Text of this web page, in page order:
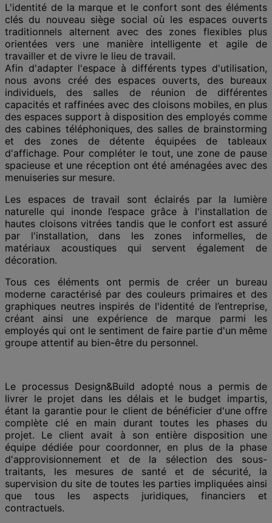
L'identité de la marque et le confort sont des éléments
clés du nouveau siège social où les espaces ouverts
traditionnels alternent avec des zones flexibles plus
orientées vers une manière intelligente et agile de
travailler et de vivre le lieu de travail.
Afin d'adapter l'espace à différents types d'utilisation,
nous avons créé des espaces ouverts, des bureaux
individuels, des salles de réunion de différentes
capacités et raffinées avec des cloisons mobiles, en plus
des espaces support à disposition des employés comme
des cabines téléphoniques, des salles de brainstorming
et des zones de détente équipées de tableaux
d'affichage. Pour compléterle tout, une zone de pause
spacieuse et une réception ont été aménagées avec des
menuiseries sur mesure.
Les espaces de travail sont éclairés par la lumière
naturelle qui inonde l’espacegrâce à l'installation de
hautes cloisons vitrées tandis que le confort est assuré
par l'installation, dans les zones informelles, de
matériaux acoustiques qui servent également de
décoration.
Tous ces éléments ont permis de créer un bureau
moderne caractérisé par des couleurs primaires et des
graphiques neutres inspirés de l'identité de l’entreprise,
créant ainsi une expérience de marque parmi les
employés qui ont le sentiment de faire partie d'un même
groupe attentif au bien-être du personnel.
Le processus Design&Build adopté nous a permis de
livrer le projet dans les délais et le budget impartis,
étant la garantie pour le client de bénéficier d'une offre
complète clé en main durant toutes les phases du
projet. Le client avait à son entière disposition une
équipe dédiée pour coordonner, en plus de la phase
d'approvisionnement et de la sélection des sous-
traitants, les mesuresde santé et de sécurité, la
supervision du site de toutes les parties impliquées ainsi
que tous les aspects juridiques, financiers et
contractuels.